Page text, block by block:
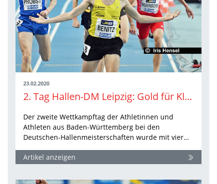
23.02.2020
2. Tag Hallen-DM Leipzig: Gold für Klein, Mihambo, Benitz und Wessoly
Der zweite Wettkampftag der Athletinnen und
Athleten aus Baden-Württemberg bei den
Deutschen-Hallenmeisterschaften wurde mit vier…
Artikel anzeigen